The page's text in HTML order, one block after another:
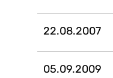
22.08.2007
05.09.2009